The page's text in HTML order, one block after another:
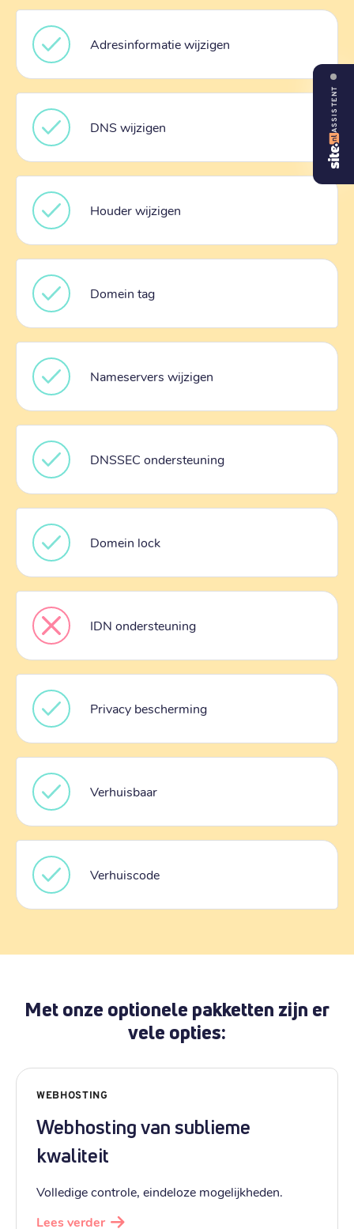
Adresinformatie wijzigen
DNS wijzigen
Houder wijzigen
Domein tag
Nameservers wijzigen
DNSSEC ondersteuning
Domein lock
IDN ondersteuning
Privacy bescherming
Verhuisbaar
Verhuiscode
Met onze optionele pakketten zijn er
vele opties:
WEBHOSTING
Webhosting van sublieme
kwaliteit
Volledige controle, eindeloze mogelijkheden.
Lees verder
ASSISTENT